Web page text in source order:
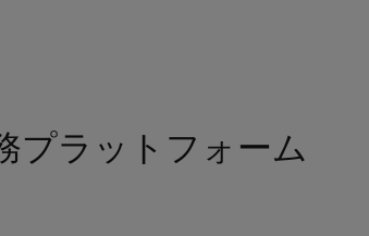
プラットフォーム